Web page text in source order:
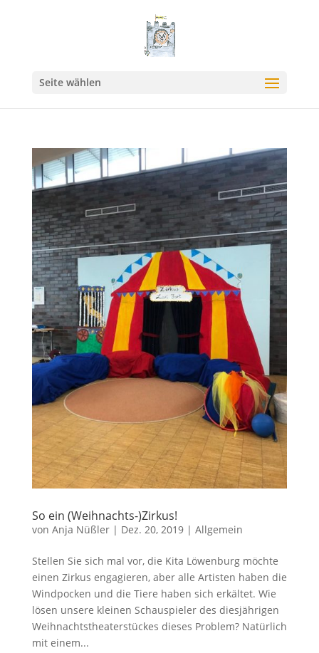
Seite wählen
So ein (Weihnachts-)Zirkus!
von Anja Nüßler| Dez. 20, 2019| Allgemein
Stellen Sie sich mal vor, die Kita Löwenburg möchte
einen Zirkus engagieren, aber alle Artisten haben die
Windpocken und die Tiere haben sich erkältet. Wie
lösen unsere kleinen Schauspieler des diesjährigen
Weihnachtstheaterstückes dieses Problem? Natürlich
mit einem...